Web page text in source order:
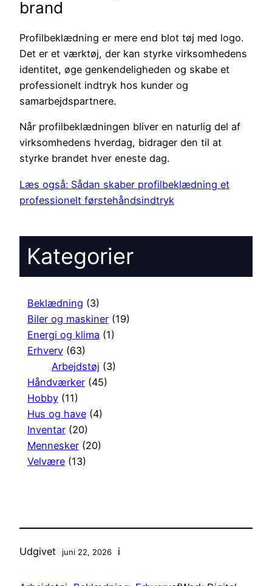
Kategorier
Beklædning (3)
Biler og maskiner(19)
Energi og klima (1)
Erhverv(63)
Arbejdstøj (3)
Håndværker(45)
Hobby(11)
Hus og have(4)
Inventar(20)
Mennesker(20)
Velvære(13)
brand
Profilbeklædning er mere end blot tøj med logo.
Det er et værktøj, der kan styrke virksomhedens
identitet, øge genkendeligheden og skabe et
professionelt indtryk hos kunder og
samarbejdspartnere.
Når profilbeklædningen bliver en naturlig del af
virksomhedens hverdag, bidrager den til at
styrke brandet hver eneste dag.
Læs også: Sådan skaber profilbeklædning et
professionelt førstehåndsindtryk
Udgivet juni 22, 2026 i